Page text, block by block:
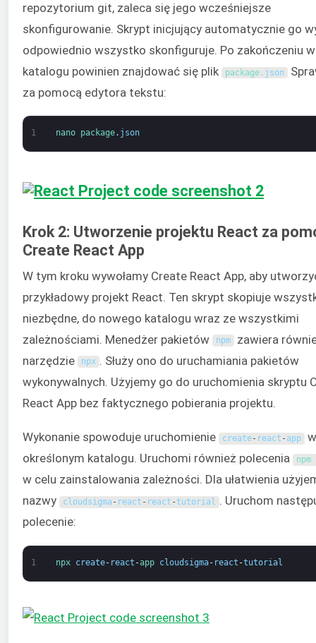
repozytorium git, zaleca się jego wcześniejsze
skonfigurowanie. Skrypt inicjujący automatycznie go
odpowiednio wszystko skonfiguruje. Po zakończeniu w
katalogu powinien znajdować się plik
package. json
za pomocą edytora tekstu:
1 nano package. json
Krok 2: Utworzenie projektu React za
Create React App
W tym kroku wywołamy Create React App, aby
przykładowy projekt React. Ten skrypt skopiuje
niezbędne, do nowego katalogu wraz ze wszystkimi
zależnościami. Menedżer pakietów
npm zawiera
narzędzie
npx . Służy ono do uruchamiania pakietów
wykonywalnych. Użyjemy go do uruchomienia skryptu
React App bez faktycznego pobierania projektu.
Wykonanie spowoduje uruchomienie create- react - app w
określonym katalogu. Uruchomi również polecenia
npm
w celu zainstalowania zależności. Dla ułatwienia
nazwy
cloudsigma - react - react -tutorial . Uruchom
polecenie:
1 npx create- react -app cloudsigma- react -tutorial